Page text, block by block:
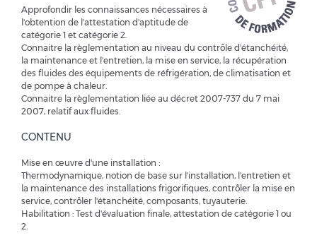
Approfondir les connaissances nécessaires à
l'obtention de l'attestation d'aptitude de
catégorie 1 et catégorie 2.
Connaitre la règlementation au niveau du contrôle d'étanchéité,
la maintenance et l'entretien, la mise en service, la récupération
des fluides des équipements de réfrigération, de climatisation et
de pompe à chaleur.
Connaitre la règlementation liée au décret 2007-737 du 7 mai
2007, relatif aux fluides.
CONTENU
Mise en œuvre d'une installation :
Thermodynamique, notion de base sur l'installation, l'entretien et
la maintenance des installations frigorifiques, contrôler la mise en
service, contrôler l'étanchéité, composants, tuyauterie.
Habilitation : Test d'évaluation finale, attestation de catégorie 1 ou
2.